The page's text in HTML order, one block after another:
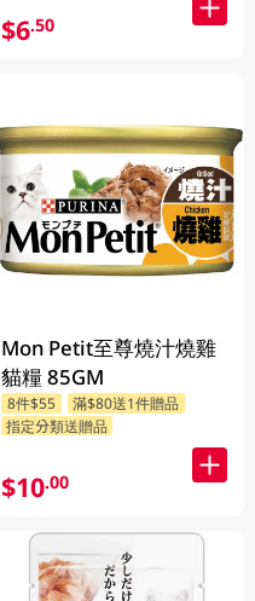
$6.50
Mon Petit至尊燒汁燒雞
貓糧 85GM
8件$55
滿$80送1件贈品
指定分類送贈品
$10.00